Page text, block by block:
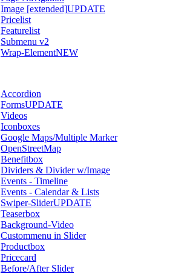
Image [extended]UPDATE
Pricelist
Featurelist
Submenu v2
Wrap-ElementNEW
Accordion
FormsUPDATE
Videos
Iconboxes
Google Maps/Multiple Marker
OpenStreetMap
Benefitbox
Dividers & Divider w/Image
Events - Timeline
Events - Calendar & Lists
Swiper-SliderUPDATE
Teaserbox
Background-Video
Custommenu in Slider
Productbox
Pricecard
Before/After Slider